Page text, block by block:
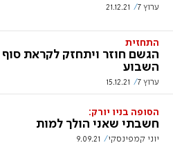
ערוץ 7 21.12.21
התחזית
הגשם חוזר ויתחזק לקראת סוף
השבוע
ערוץ 7 15.12.21
הסופה בניו יורק:
חשבתי שאני הולך למות
יוני קמפינסקי 9.09.21